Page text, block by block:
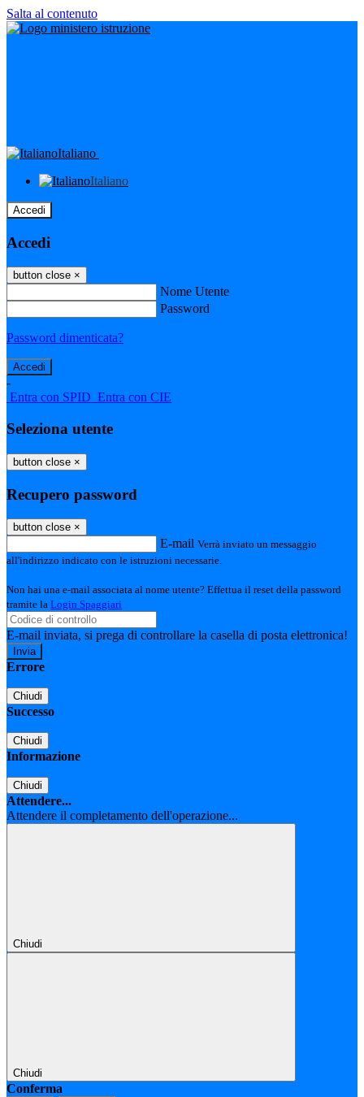
Salta al contenuto
Italiano
Italiano
Accedi
Accedi
button close ×
Nome Utente
Password
Password dimenticata?
-
Entra con SPID Entra con CIE
Seleziona utente
button close ×
Recupero password
button close ×
E-mail Verrà inviato un messaggio
all'indirizzo indicato con le istruzioni necessarie.
Non hai una e-mail associata al nome utente? Effettua il reset della password
tramite la Login Spaggiari
E-mail inviata, si prega di controllare la casella di posta elettronica!
Errore
Chiudi
Successo
Chiudi
Informazione
Chiudi
Attendere...
Attendere il completamento dell'operazione...
Chiudi
Chiudi
Conferma